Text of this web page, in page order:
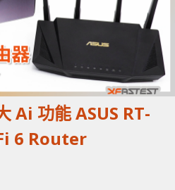
Ai 功能 ASUS RT-
6 Router